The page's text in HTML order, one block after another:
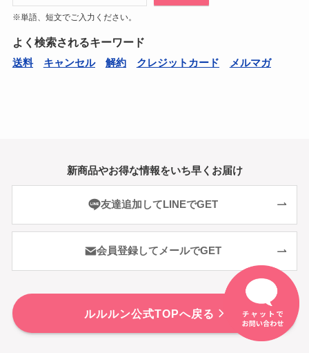
※単語、短文でご入力ください。
よく検索されるキーワード
送料 キャンセル 解約 クレジットカード メルマガ
新商品やお得な情報をいち早くお届け
友達追加してLINEでGET
会員登録してメールでGET
ルルルン公式TOPへ戻る